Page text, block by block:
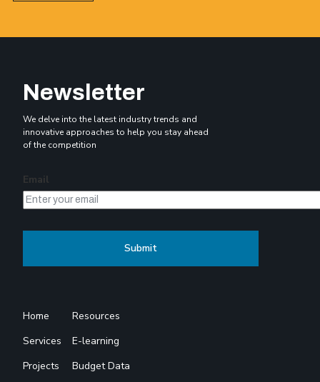
Newsletter
We delve into the latest industry trends and
innovative approaches to help you stay ahead
of the competition
Email
Home
Services
Projects
Resources
E-learning
Budget Data